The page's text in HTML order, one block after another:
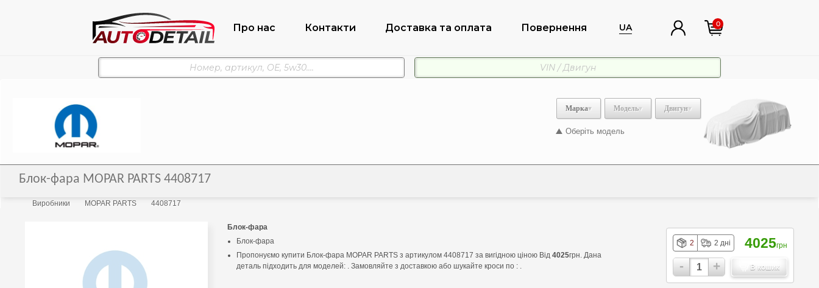
Про нас Контакти Доставка та оплата Повернення UA 0
Марка Модель Двигун
Оберіть модель
Блок-фара MOPAR PARTS 4408717
Виробники MOPAR PARTS 4408717
Блок-фара
Блок-фара
Пропонуємо купити Блок-фара MOPAR PARTS з артикулом 4408717 за вигідною ціною Від 4025грн. Дана
деталь підходить для моделей: . Замовляйте з доставкою або шукайте кроси по : .
2 2 дні 4025грн
- + В кошик